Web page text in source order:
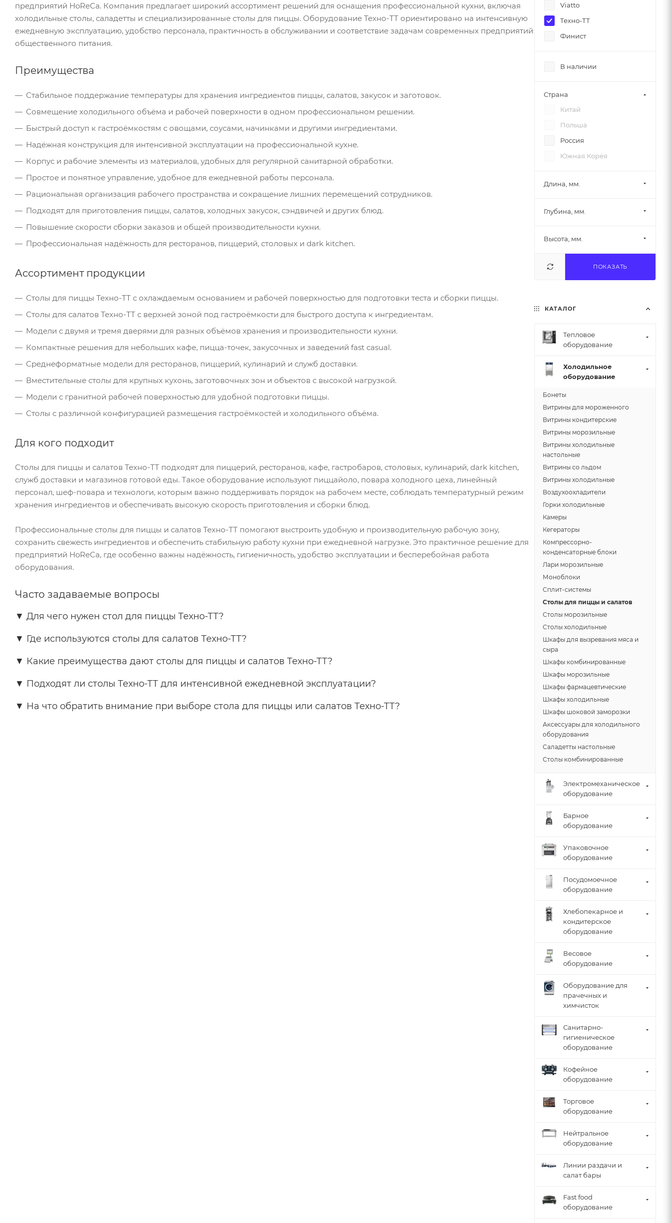
предприятий HoReCa. Компания предлагает широкий ассортимент решений для оснащения профессиональной кухни, включая
холодильные столы, саладетты и специализированные столы для пиццы. Оборудование Техно-ТТ ориентировано на интенсивную
ежедневную эксплуатацию, удобство персонала, практичность в обслуживании и соответствие задачам современных предприятий
общественного питания.
Преимущества
Стабильное поддержание температуры для хранения ингредиентов пиццы, салатов, закусок и заготовок.
Совмещение холодильного объёма и рабочей поверхности в одном профессиональном решении.
Быстрый доступ к гастроёмкостям с овощами, соусами, начинками и другими ингредиентами.
Надёжная конструкция для интенсивной эксплуатации на профессиональной кухне.
Корпус и рабочие элементы из материалов, удобных для регулярной санитарной обработки.
Простое и понятное управление, удобное для ежедневной работы персонала.
Рациональная организация рабочего пространства и сокращение лишних перемещений сотрудников.
Подходят для приготовления пиццы, салатов, холодных закусок, сэндвичей и других блюд.
Повышение скорости сборки заказов и общей производительности кухни.
Профессиональная надёжность для ресторанов, пиццерий, столовых и dark kitchen.
Ассортимент продукции
Столы для пиццы Техно-ТТ с охлаждаемым основанием и рабочей поверхностью для подготовки теста и сборки пиццы.
Столы для салатов Техно-ТТ с верхней зоной под гастроёмкости для быстрого доступа к ингредиентам.
Модели с двумя и тремя дверями для разных объёмов хранения и производительности кухни.
Компактные решения для небольших кафе, пицца-точек, закусочных и заведений fast casual.
Среднеформатные модели для ресторанов, пиццерий, кулинарий и служб доставки.
Вместительные столы для крупных кухонь, заготовочных зон и объектов с высокой нагрузкой.
Модели с гранитной рабочей поверхностью для удобной подготовки пиццы.
Столы с различной конфигурацией размещения гастроёмкостей и холодильного объёма.
Для кого подходит
Столы для пиццы и салатов Техно-ТТ подходят для пиццерий, ресторанов, кафе, гастробаров, столовых, кулинарий, dark kitchen,
служб доставки и магазинов готовой еды. Такое оборудование используют пиццайоло, повара холодного цеха, линейный
персонал, шеф-повара и технологи, которым важно поддерживать порядок на рабочем месте, соблюдать температурный режим
хранения ингредиентов и обеспечивать высокую скорость приготовления и сборки блюд.
Профессиональные столы для пиццы и салатов Техно-ТТ помогают выстроить удобную и производительную рабочую зону,
сохранить свежесть ингредиентов и обеспечить стабильную работу кухни при ежедневной нагрузке. Это практичное решение для
предприятий HoReCa, где особенно важны надёжность, гигиеничность, удобство эксплуатации и бесперебойная работа
оборудования.
Часто задаваемые вопросы
▼ Для чего нужен стол для пиццы Техно-ТТ?
▼ Где используются столы для салатов Техно-ТТ?
▼ Какие преимущества дают столы для пиццы и салатов Техно-ТТ?
▼ Подходят ли столы Техно-ТТ для интенсивной ежедневной эксплуатации?
▼ На что обратить внимание при выборе стола для пиццы или салатов Техно-ТТ?
Viatto
Техно-ТТ
Финист
В наличии
Страна
Китай
Польша
Россия
Южная Корея
Длина, мм.
Глубина, мм.
Высота, мм.
ПОКАЗАТЬ
КАТАЛОГ
Тепловое
оборудование
Холодильное
оборудование
Бонеты
Витрины для мороженного
Витрины кондитерские
Витрины морозильные
Витрины холодильные
настольные
Витрины со льдом
Витрины холодильные
Воздухоохладители
Горки холодильные
Камеры
Кегераторы
Компрессорно-
конденсаторные блоки
Лари морозильные
Моноблоки
Сплит-системы
Столы для пиццы и салатов
Столы морозильные
Столы холодильные
Шкафы для вызревания мяса и
сыра
Шкафы комбинированные
Шкафы морозильные
Шкафы фармацевтические
Шкафы холодильные
Шкафы шоковой заморозки
Аксессуары для холодильного
оборудования
Саладетты настольные
Столы комбинированные
Электромеханическое
оборудование
Барное
оборудование
Упаковочное
оборудование
Посудомоечное
оборудование
Хлебопекарное и
кондитерское
оборудование
Весовое
оборудование
Оборудование для
прачечных и
химчисток
Санитарно-
гигиеническое
оборудование
Кофейное
оборудование
Торговое
оборудование
Нейтральное
оборудование
Линии раздачи и
салат бары
Fast food
оборудование